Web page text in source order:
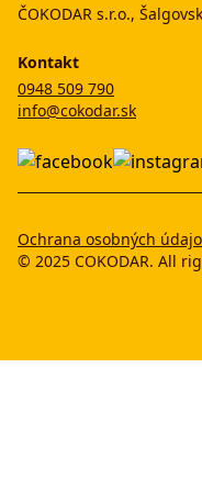
ČOKODAR s.r.o.,
Kontakt
0948 509 790
info@cokodar.sk
© 2025 COKODAR. All
Ochrana osobných